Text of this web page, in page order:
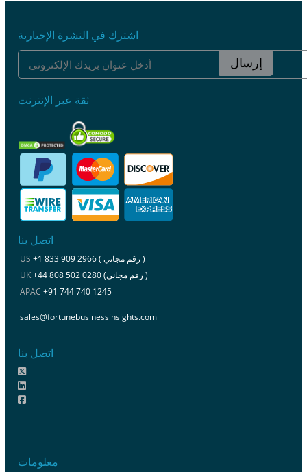
اشترك في النشرة الإخبارية
إرسال
ثقة عبر الإنترنت
اتصل بنا
US
+1 833 909 2966 ( رقم مجاني )
UK
+44 808 502 0280 (رقم مجاني )
APAC +91 744 740 1245
sales@fortunebusinessinsights.com
اتصل بنا
معلومات